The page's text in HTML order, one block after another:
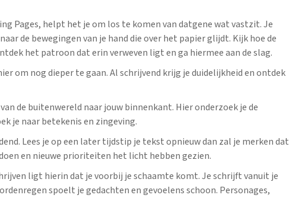
Pages, helpt het je om los te komen van datgene wat vastzit. Je
de bewegingen van je hand die over het papier glijdt. Kijk hoe de
het patroon dat erin verweven ligt en ga hiermee aan de slag.
om nog dieper te gaan. Al schrijvend krijg je duidelijkheid en ontdek
van de buitenwereld naar jouw binnenkant. Hier onderzoek je de
je naar betekenis en zingeving.
Lees je op een later tijdstip je tekst opnieuw dan zal je merken dat
en nieuwe prioriteiten het licht hebben gezien.
ligt hierin dat je voorbij je schaamte komt. Je schrijft vanuit je
spoelt je gedachten en gevoelens schoon. Personages,